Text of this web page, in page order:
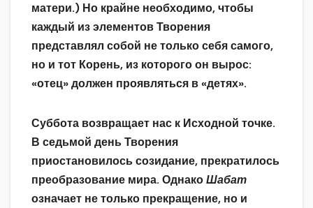
матери.) Но крайне необходимо, чтобы
каждый из элементов Творения
представлял собой не только себя самого,
но и тот Корень, из которого он вырос:
«отец» должен проявляться в «детях».
Суббота возвращает нас к Исходной точке.
В седьмой день Творения
приостановилось созидание, прекратилось
преобразование мира. ОднакоШабат
означает не только прекращение, но и